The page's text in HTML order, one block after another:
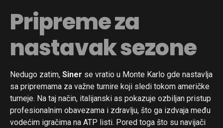
Pripreme za
nastavak sezone
Nedugo zatim, Siner se vratio u Monte Karlo gde nastavlja
sa pripremama za važne turnire koji sledi tokom američke
turneje. Na taj način, italijanski as pokazuje ozbiljan pristup
profesionalnim obavezama i zdravlju, što ga izdvaja među
vodećim igračima na ATP listi. Pored toga što su navijači